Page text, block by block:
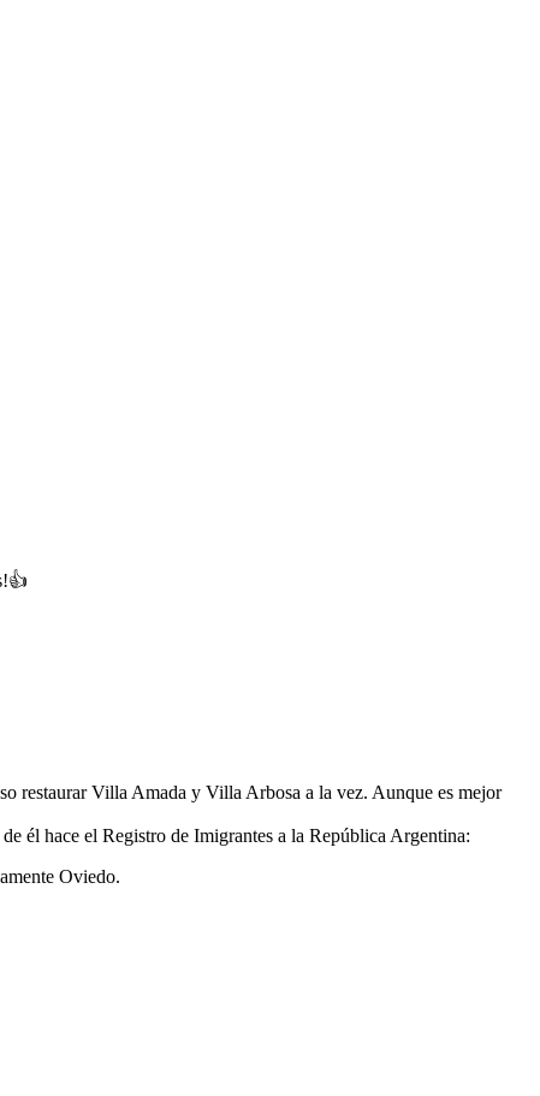
restaurar Villa Amada y Villa Arbosa a la vez. Aunque es mejor
él hace el Registro de Imigrantes a la República Argentina:
Oviedo.